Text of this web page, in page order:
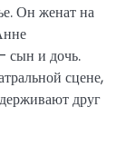
Он женат на
сын и дочь.
сцене,
друг